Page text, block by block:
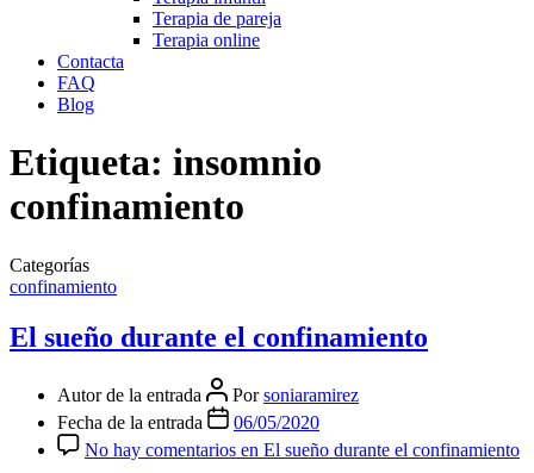
Terapia de pareja
Terapia online
Contacta
FAQ
Blog
Etiqueta: insomnio
confinamiento
Categorías
confinamiento
El sueño durante el confinamiento
Autor de la entrada Porsoniaramirez
Fecha de la entrada
06/05/2020
No hay comentarios en El sueño durante el confinamiento